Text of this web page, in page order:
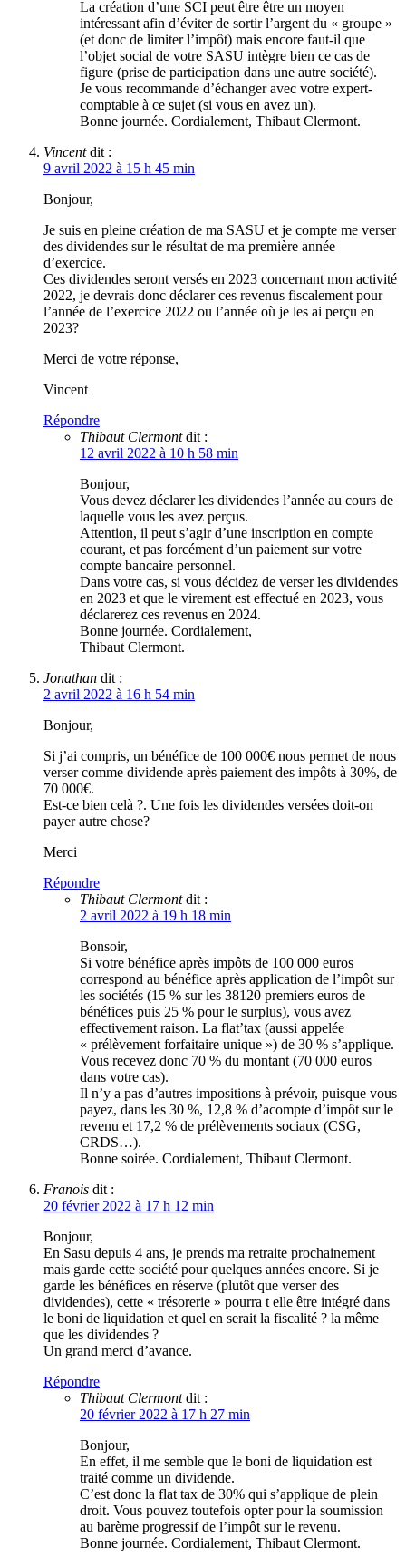
La création d’une SCI peut être être un moyen
intéressant afin d’éviter de sortir l’argent du « groupe »
(et donc de limiter l’impôt) mais encore faut-il que
l’objet social de votre SASU intègre bien ce cas de
figure (prise de participation dans une autre société).
Je vous recommande d’échanger avec votre expert-
comptable à ce sujet (si vous en avez un).
Bonne journée. Cordialement, Thibaut Clermont.
Vincent dit :
9 avril 2022 à 15 h 45 min
Bonjour,
Je suis en pleine création de ma SASU et je compte me verser
des dividendes sur le résultat de ma première année
d’exercice.
Ces dividendes seront versés en 2023 concernant mon activité
2022, je devrais donc déclarer ces revenus fiscalement pour
l’année de l’exercice 2022 ou l’année où je les ai perçu en
2023?
Merci de votre réponse,
Vincent
Répondre
Thibaut Clermont dit :
12 avril 2022 à 10 h 58 min
Bonjour,
Vous devez déclarer les dividendes l’année au cours de
laquelle vous les avez perçus.
Attention, il peut s’agir d’une inscription en compte
courant, et pas forcément d’un paiement sur votre
compte bancaire personnel.
Dans votre cas, si vous décidez de verser les dividendes
en 2023 et que le virement est effectué en 2023, vous
déclarerez ces revenus en 2024.
Bonne journée. Cordialement,
Thibaut Clermont.
Jonathan dit :
2 avril 2022 à 16 h 54 min
Bonjour,
Si j’ai compris, un bénéfice de 100 000€ nous permet de nous
verser comme dividende après paiement des impôts à 30%, de
70 000€.
Est-ce bien celà ?. Une fois les dividendes versées doit-on
payer autre chose?
Merci
Répondre
Thibaut Clermont dit :
2 avril 2022 à 19 h 18 min
Bonsoir,
Si votre bénéfice après impôts de 100 000 euros
correspond au bénéfice après application de l’impôt sur
les sociétés (15 % sur les 38120 premiers euros de
bénéfices puis 25 % pour le surplus), vous avez
effectivement raison. La flat’tax (aussi appelée
« prélèvement forfaitaire unique ») de 30 % s’applique.
Vous recevez donc 70 % du montant (70 000 euros
dans votre cas).
Il n’y a pas d’autres impositions à prévoir, puisque vous
payez, dans les 30 %, 12,8 % d’acompte d’impôt sur le
revenu et 17,2 % de prélèvements sociaux (CSG,
CRDS…).
Bonne soirée. Cordialement, Thibaut Clermont.
Franois dit :
20 février 2022 à 17 h 12 min
Bonjour,
En Sasu depuis 4 ans, je prends ma retraite prochainement
mais garde cette société pour quelques années encore. Si je
garde les bénéfices en réserve (plutôt que verser des
dividendes), cette « trésorerie » pourra t elle être intégré dans
le boni de liquidation et quel en serait la fiscalité ? la même
que les dividendes ?
Un grand merci d’avance.
Répondre
Thibaut Clermont dit :
20 février 2022 à 17 h 27 min
Bonjour,
En effet, il me semble que le boni de liquidation est
traité comme un dividende.
C’est donc la flat tax de 30% qui s’applique de plein
droit. Vous pouvez toutefois opter pour la soumission
au barème progressif de l’impôt sur le revenu.
Bonne journée. Cordialement, Thibaut Clermont.